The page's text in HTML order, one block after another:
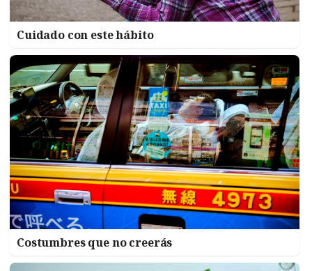
Cuidado con este hábito
Costumbres que no creerás